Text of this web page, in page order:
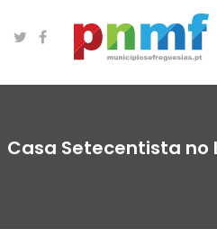
Casa Setecentista no